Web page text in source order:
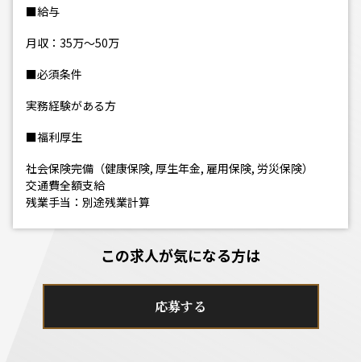
■給与
月収：35万～50万
■必須条件
実務経験がある方
■福利厚生
社会保険完備（健康保険, 厚生年金, 雇用保険, 労災保険）
交通費全額支給
残業手当：別途残業計算
この求人が気になる方は
応募する